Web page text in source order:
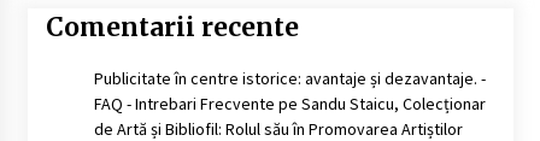
Comentarii recente
Publicitate în centre istorice: avantaje și dezavantaje. -
FAQ - Intrebari Frecvente pe Sandu Staicu, Colecționar
de Artă și Bibliofil: Rolul său în Promovarea Artiștilor